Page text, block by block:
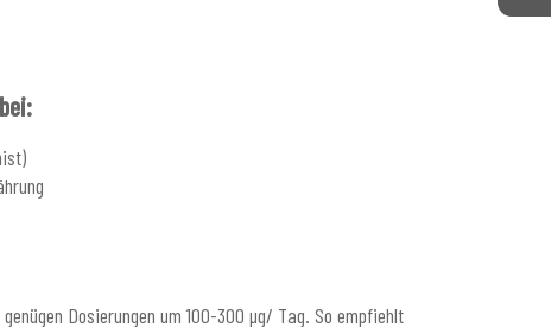
Dosierungen um 100-300 µg/ Tag. So empfiehlt